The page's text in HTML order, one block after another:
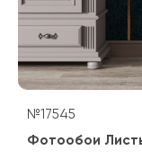
№17545
Фотообои